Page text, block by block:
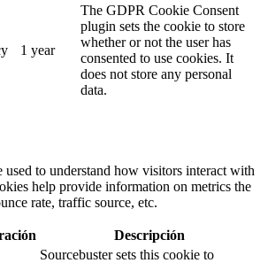
1 year
The GDPR Cookie Consent
plugin sets the cookie to store
whether or not the user has
consented to use cookies. It
does not store any personal
data.
to understand how visitors interact with
help provide information on metrics the
rate, traffic source, etc.
Descripción
Sourcebuster sets this cookie to